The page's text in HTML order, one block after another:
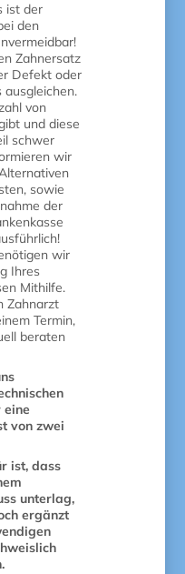
ist der
den
Zahnersatz
Defekt oder
ausgleichen.
von
und diese
schwer
wir
sowie
der
wir
Ihres
Mithilfe.
Zahnarzt
Termin,
beraten
eine
von zwei
ist, dass
unterlag,
ergänzt